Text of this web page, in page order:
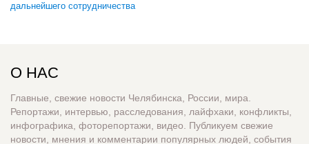
дальнейшего сотрудничества
О НАС
Главные, свежие новости Челябинска, России, мира.
Репортажи, интервью, расследования, лайфхаки, конфликты,
инфографика, фоторепортажи, видео. Публикуем свежие
новости, мнения и комментарии популярных людей, события